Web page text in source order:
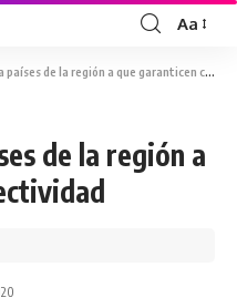
Aa
de la región a que garanticen conectividad
de la región a